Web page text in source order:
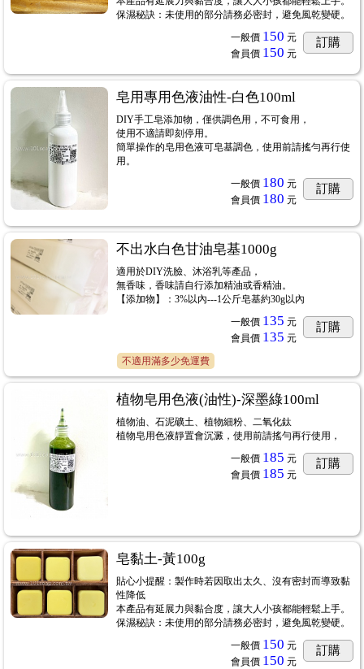
保濕秘訣：未使用的部分請務必密封，避免風乾變硬。
一般價 150 元
會員價 150 元
訂購
皂用專用色液油性-白色100ml
DIY手工皂添加物，僅供調色用，不可食用，
使用不適請即刻停用。
簡單操作的皂用色液可皂基調色，使用前請搖勻再行使
用。
一般價 180 元
會員價 180 元
訂購
不出水白色甘油皂基1000g
適用於DIY洗臉、沐浴乳等產品，
無香味，香味請自行添加精油或香精油。
【添加物】：3%以內---1公斤皂基約30g以內
一般價 135 元
會員價 135 元
訂購
不適用滿多少免運費
植物皂用色液(油性)-深墨綠100ml
植物油、石泥礦土、植物細粉、二氧化鈦
植物皂用色液靜置會沉澱，使用前請搖勻再行使用，
一般價 185 元
會員價 185 元
訂購
皂黏土-黃100g
貼心小提醒：製作時若因取出太久、沒有密封而導致黏
性降低
本產品有延展力與黏合度，讓大人小孩都能輕鬆上手。
保濕秘訣：未使用的部分請務必密封，避免風乾變硬。
一般價 150 元
會員價 150 元
訂購